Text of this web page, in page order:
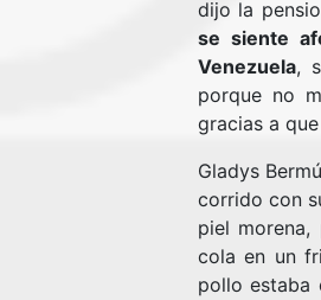
dijo la
se siente
Venezuela,
porque no
gracias a
Gladys
corrido con
piel
cola en un
pollo estaba